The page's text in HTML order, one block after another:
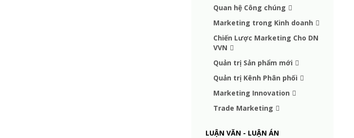
Quan hệ Công chúng
Marketing trong Kinh doanh
Chiến Lược Marketing Cho DN
VVN
Quản trị Sản phẩm mới
Quản trị Kênh Phân phối
Marketing Innovation
Trade Marketing
LUẬN VĂN - LUẬN ÁN